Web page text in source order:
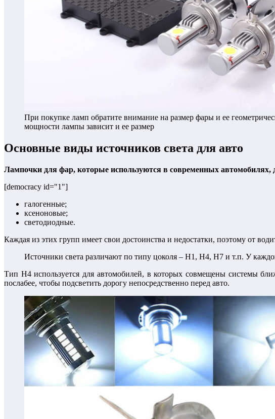
При покупке ламп обратите внимание на размер фары и ее
мощности лампы зависит и ее размер
Основные виды источников света для авто
Лампочки для фар, которые используются в современных автомобилях,
[democracy id="1"]
галогенные;
ксеноновые;
светодиодные.
Каждая из этих групп имеет свои достоинства и недостатки, поэтому от
Источники света различают по типу цоколя – H1, H4, H7 и т.п. У
Тип H4 используется для автомобилей, в которых совмещены системы
послабее, чтобы подсветить дорогу непосредственно перед авто.